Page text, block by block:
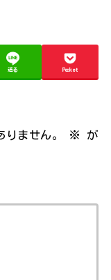
送る Pocket
ません。 ※
が